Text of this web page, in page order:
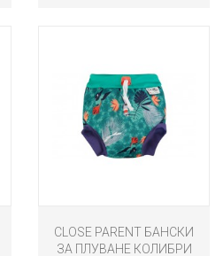
CLOSE PARENT БАНСКИ
ЗА ПЛУВАНЕ КОЛИБРИ